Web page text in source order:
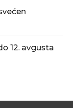
12. avgusta